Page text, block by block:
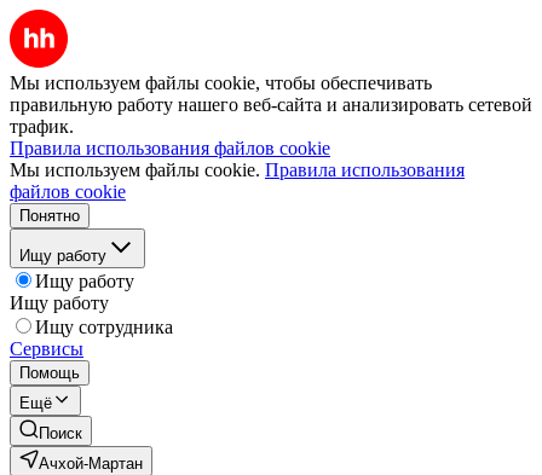
Мы используем файлы cookie, чтобы обеспечивать
правильную работу нашего веб-сайта и анализировать сетевой
трафик.
Правила использования файлов cookie
Мы используем файлы cookie. Правила использования
файлов cookie
Понятно
Ищу работу
Ищу работу
Ищу работу
Ищу сотрудника
Сервисы
Помощь
Ещё
Поиск
Ачхой-Мартан